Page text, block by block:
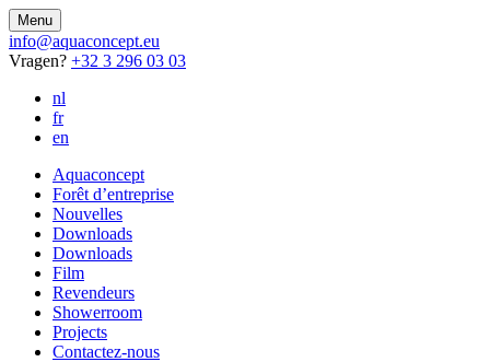
Menu
info@aquaconcept.eu
Vragen? +32 3 296 03 03
nl
fr
en
Aquaconcept
Forêt d’entreprise
Nouvelles
Downloads
Downloads
Film
Revendeurs
Showerroom
Projects
Contactez-nous